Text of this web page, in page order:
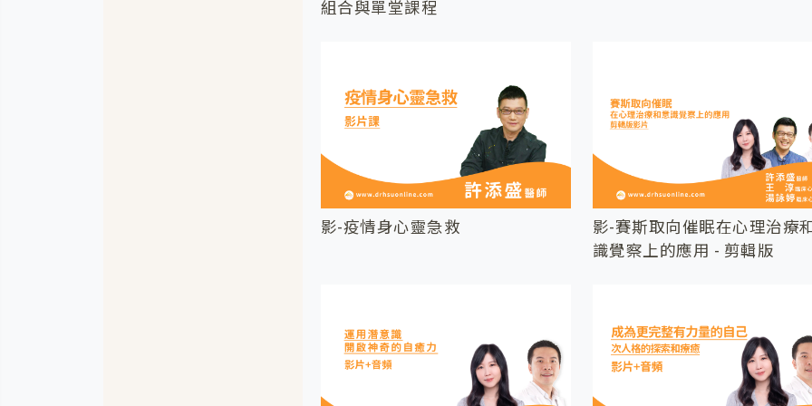
組合與單堂課程
影-疫情身心靈急救
影-賽斯取向催眠在心理治療
識覺察上的應用 - 剪輯版